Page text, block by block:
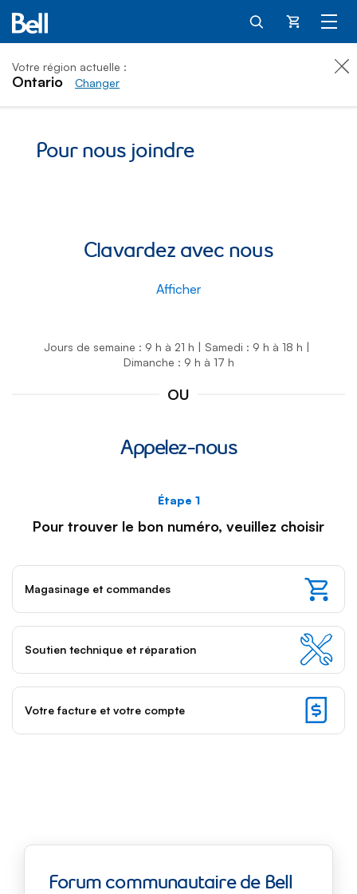
Panier
Votre région actuelle :
Ontario Changer
Pour nous joindre
Clavardez avec nous
Afficher
Jours de semaine : 9 h à 21 h | Samedi : 9 h à 18 h |
Dimanche : 9 h à 17 h
OU
Appelez-nous
Étape 1
Pour trouver le bon numéro, veuillez choisir
fois
que
vous
une
à
une
des
Magasinage et commandes
Soutien technique et réparation
Votre facture et votre compte
Forum communautaire de Bell